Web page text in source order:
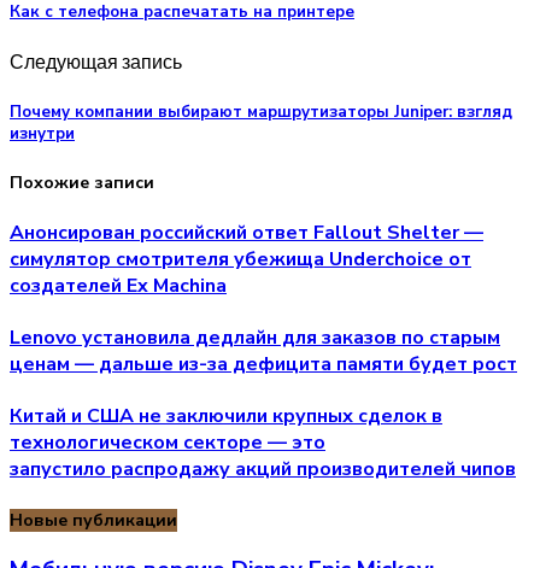
Как с телефона распечатать на принтере
Следующая запись
Почему компании выбирают маршрутизаторы Juniper: взгляд
изнутри
Похожие записи
Анонсирован российский ответ Fallout Shelter —
симулятор смотрителя убежища Underchoice от
создателей Ex Machina
Lenovo установила дедлайн для заказов по старым
ценам — дальше из-за дефицита памяти будет рост
Китай и США не заключили крупных сделок в
технологическом секторе — это
запустило распродажу акций производителей чипов
Новые публикации